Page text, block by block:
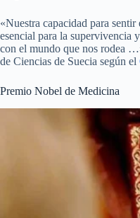
«Nuestra capacidad para
esencial para la supervivencia
con el mundo que nos rodea
de Ciencias de Suecia según el
Premio Nobel de Medicina